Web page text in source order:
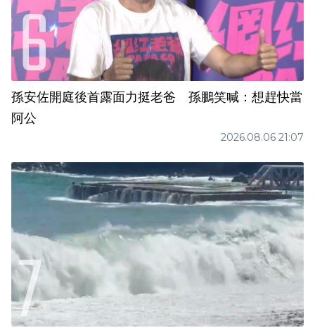
孫安佐開庭後首露面力挺老爸 孫鵬笑喊：想趕快當
阿公
2026.08.06 21:07